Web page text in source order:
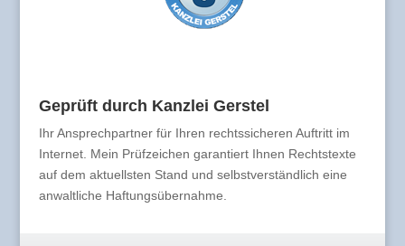
Geprüft durch Kanzlei Gerstel
Ihr Ansprechpartner für Ihren rechtssicheren Auftritt im
Internet. Mein Prüfzeichen garantiert Ihnen Rechtstexte
auf dem aktuellsten Stand und selbstverständlich eine
anwaltliche Haftungsübernahme.